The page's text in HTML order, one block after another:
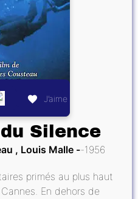
J’aime
Silence
, Louis Malle 1956
primés au plus haut
En dehors de